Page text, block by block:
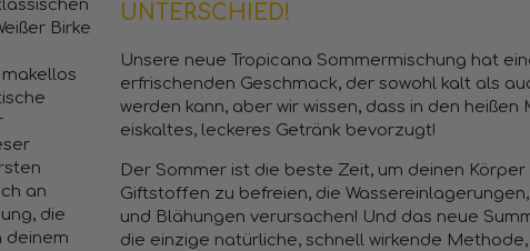
Birke
an
die
deinem
UNTERSCHIED!
Unsere neue Tropicana Sommermischung hat
erfrischenden Geschmack, der sowohl kalt als
werden kann, aber wir wissen, dass in den heißen
eiskaltes, leckeres Getränk bevorzugt!
Der Sommer ist die beste Zeit, um deinen
Giftstoffen zu befreien, die
und Blähungen verursachen! Und das neue
die einzige natürliche, schnell wirkende